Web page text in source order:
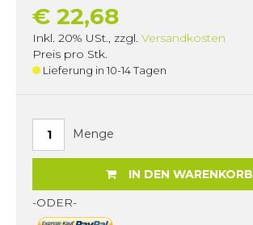
€ 22,68
Inkl. 20% USt., zzgl. Versandkosten
Preis pro Stk.
Lieferung in 10-14 Tagen
Menge
IN DEN WARENKORB
-ODER-